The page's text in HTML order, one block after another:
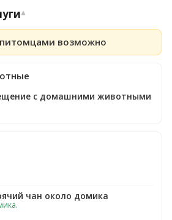
▾
возможно
с домашними животными
чан около домика